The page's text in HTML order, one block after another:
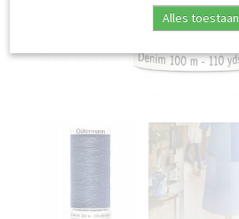
Alles toestaan